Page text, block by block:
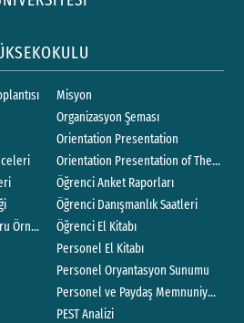
Örnekleri
Misyon
Organizasyon Şeması
Orientation Presentation
Orientation Presentation of The
Öğrenci Anket Raporları
Öğrenci Danışmanlık Saatleri
Öğrenci El Kitabı
Personel El Kitabı
Personel Oryantasyon Sunumu
Personel ve Paydaş Memnuniyet
PEST Analizi